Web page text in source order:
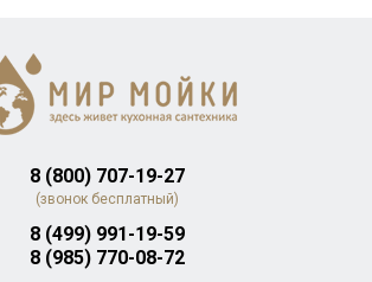
8 (800) 707-19-27
(звонок бесплатный)
8 (499) 991-19-59
8 (985) 770-08-72